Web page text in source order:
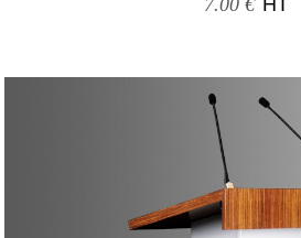
7.00 € HT